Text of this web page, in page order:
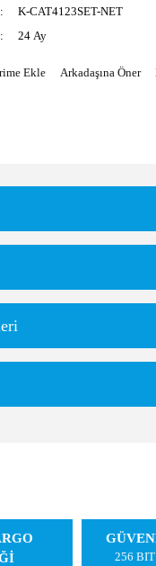
K-CAT4123SET-NET
24 Ay
Arkadaşına Öner
256